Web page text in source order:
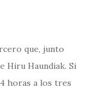
que, junto
Hiru Haundiak. Si
horas a los tres